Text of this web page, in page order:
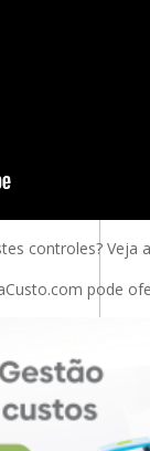
controles? Veja
pode